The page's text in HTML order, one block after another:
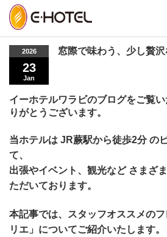
Home お知らせ
2026
23
Jan
窓際で味わう、少し贅
イーホテルワラビのブログをご覧い
りがとうございます。
当ホテルは JR蕨駅から徒歩2分の
て、
出張やイベント、観光など さまざ
ただいております。
本記事では、スタッフオススメの
リエ」についてご紹介いたします。